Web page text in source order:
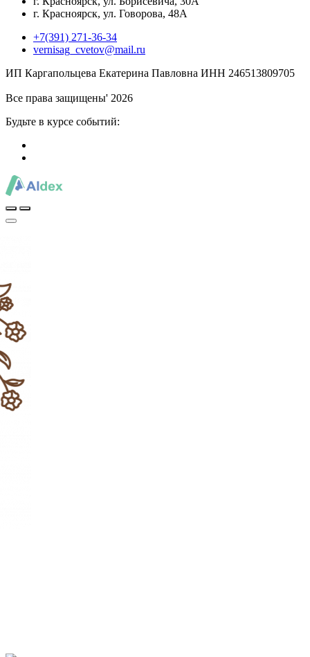
г. Красноярск, ул. Говорова, 48А
+7(391) 271-36-34
vernisag_cvetov@mail.ru
ИП Каргапольцева Екатерина Павловна ИНН 246513809705
Все права защищены' 2026
Будьте в курсе событий: